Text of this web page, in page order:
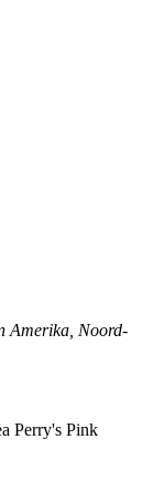
Amerika, Noord-
Perry's Pink